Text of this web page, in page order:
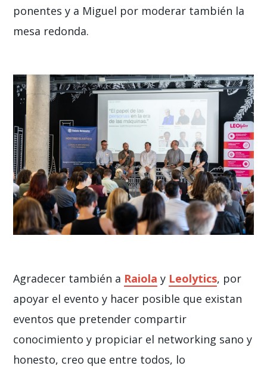
ponentes y a Miguel por moderar también la
mesa redonda.
Agradecer también a Raiola y Leolytics, por
apoyar el evento y hacer posible que existan
eventos que pretender compartir
conocimiento y propiciar el networking sano y
honesto, creo que entre todos, lo